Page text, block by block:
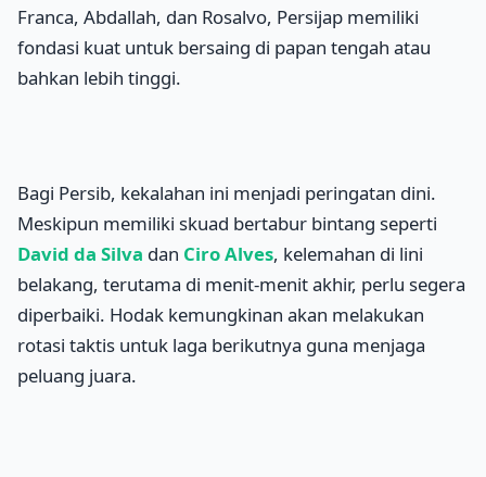
Franca, Abdallah, dan Rosalvo, Persijap memiliki
fondasi kuat untuk bersaing di papan tengah atau
bahkan lebih tinggi.
Bagi Persib, kekalahan ini menjadi peringatan dini.
Meskipun memiliki skuad bertabur bintang seperti
David da Silva dan Ciro Alves, kelemahan di lini
belakang, terutama di menit-menit akhir, perlu segera
diperbaiki. Hodak kemungkinan akan melakukan
rotasi taktis untuk laga berikutnya guna menjaga
peluang juara.